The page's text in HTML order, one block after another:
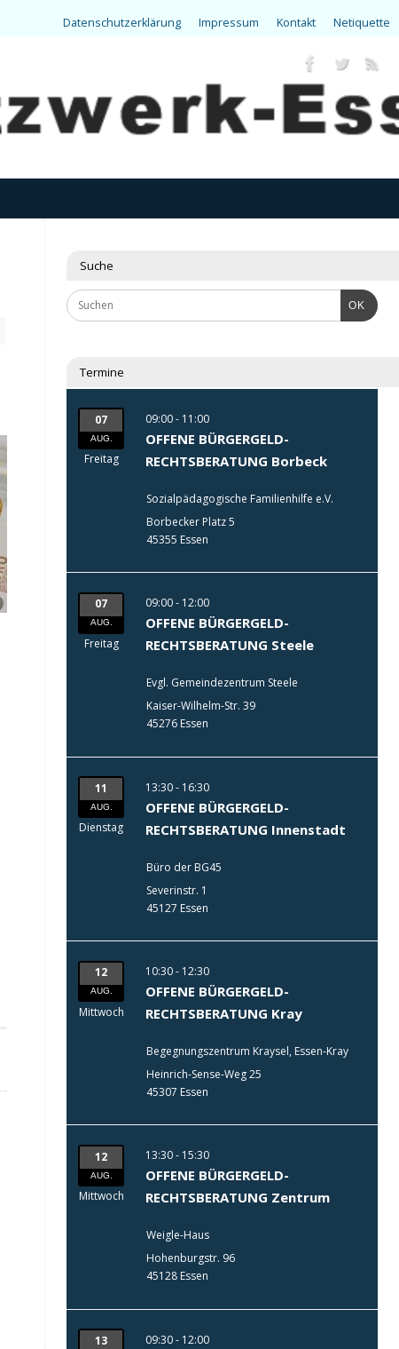
Datenschutzerklärung Impressum Kontakt Netiquette
Suche
OK
Termine
07
AUG.
Freitag
09:00 - 11:00
OFFENE BÜRGERGELD-
RECHTSBERATUNG Borbeck
Sozialpädagogische Familienhilfe e.V.
Borbecker Platz 5
45355 Essen
07
AUG.
Freitag
09:00 - 12:00
OFFENE BÜRGERGELD-
RECHTSBERATUNG Steele
Evgl. Gemeindezentrum Steele
Kaiser-Wilhelm-Str. 39
45276 Essen
11
AUG.
Dienstag
13:30 - 16:30
OFFENE BÜRGERGELD-
RECHTSBERATUNG Innenstadt
Büro der BG45
Severinstr. 1
45127 Essen
12
AUG.
Mittwoch
10:30 - 12:30
OFFENE BÜRGERGELD-
RECHTSBERATUNG Kray
Begegnungszentrum Kraysel, Essen-Kray
Heinrich-Sense-Weg 25
45307 Essen
12
AUG.
Mittwoch
13:30 - 15:30
OFFENE BÜRGERGELD-
RECHTSBERATUNG Zentrum
Weigle-Haus
Hohenburgstr. 96
45128 Essen
13 09:30 - 12:00